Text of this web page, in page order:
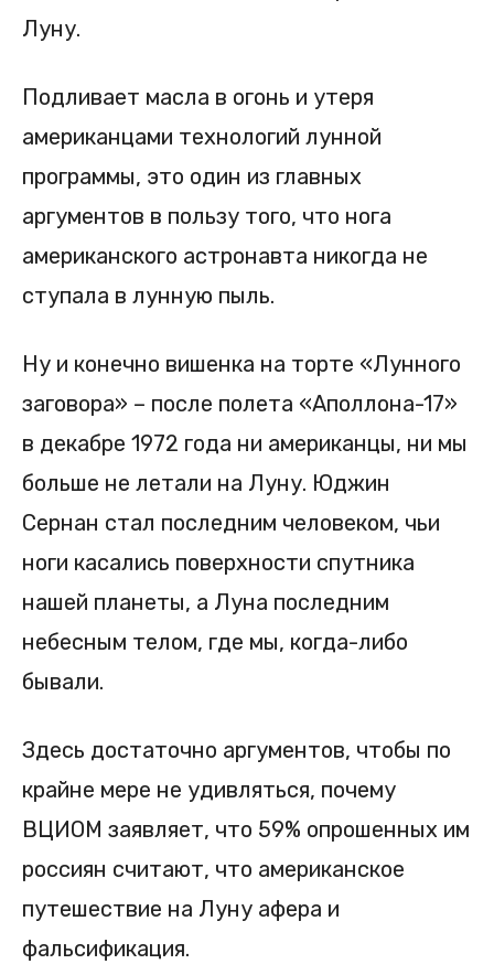
Луну.
Подливает масла в огонь и утеря
американцами технологий лунной
программы, это один из главных
аргументов в пользу того, что нога
американского астронавта никогда не
ступала в лунную пыль.
Ну и конечно вишенка на торте «Лунного
заговора» – после полета «Аполлона-17»
в декабре 1972 года ни американцы, ни мы
больше не летали на Луну. Юджин
Сернан стал последним человеком, чьи
ноги касались поверхности спутника
нашей планеты, а Луна последним
небесным телом, где мы, когда-либо
бывали.
Здесь достаточно аргументов, чтобы по
крайне мере не удивляться, почему
ВЦИОМ заявляет, что 59% опрошенных им
россиян считают, что американское
путешествие на Луну афера и
фальсификация.